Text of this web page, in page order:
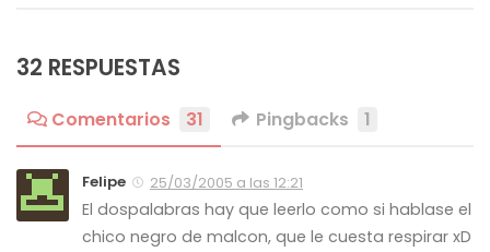
32 RESPUESTAS
Comentarios 31 Pingbacks 1
Felipe 25/03/2005 a las 12:21
El dospalabras hay que leerlo como si hablase el
chico negro de malcon, que le cuesta respirar xD